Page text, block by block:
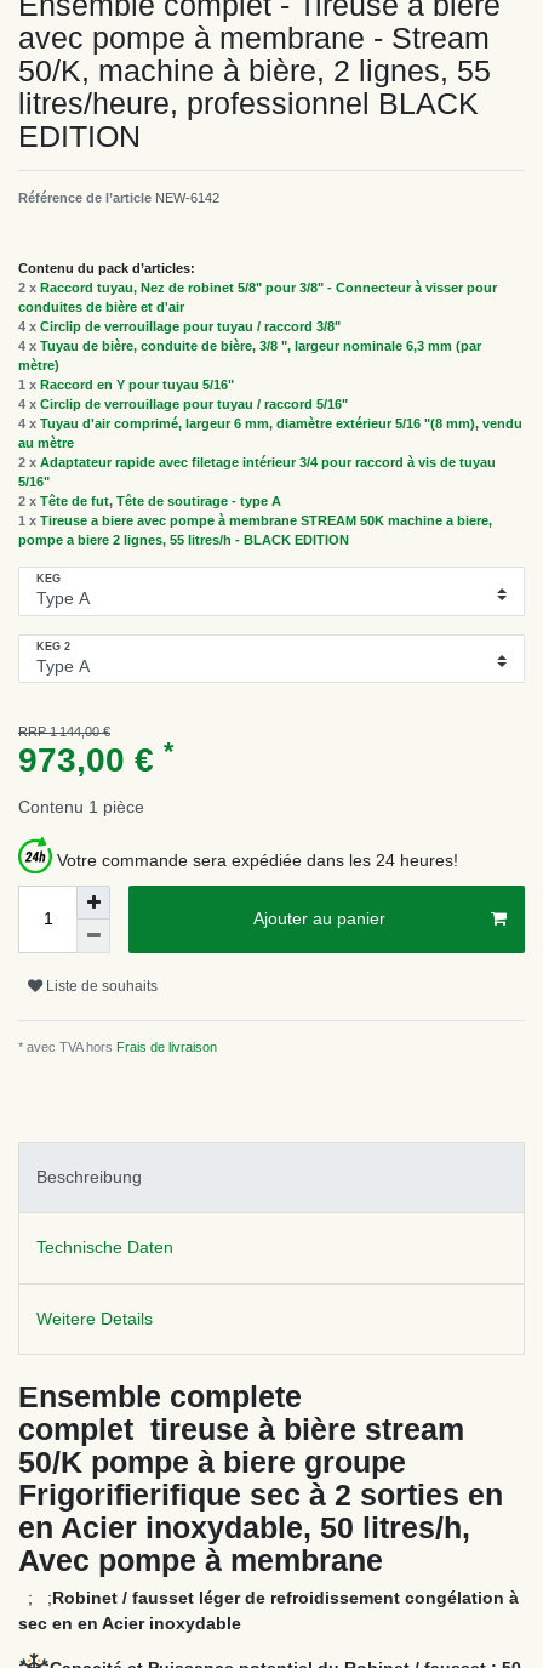
avec pompe à membrane - Stream
50/K, machine à bière, 2 lignes, 55
litres/heure, professionnel BLACK
EDITION
Référence de l’article NEW-6142
Contenu du pack d’articles:
2 x Raccord tuyau, Nez de robinet 5/8" pour 3/8" - Connecteur à visser pour
conduites de bière et d'air
4 x Circlip de verrouillage pour tuyau / raccord 3/8"
4 x Tuyau de bière, conduite de bière, 3/8 ", largeur nominale 6,3 mm (par
mètre)
1 x Raccord en Y pour tuyau 5/16"
4 x Circlip de verrouillage pour tuyau / raccord 5/16"
4 x Tuyau d'air comprimé, largeur 6 mm, diamètre extérieur 5/16 "(8 mm), vendu
au mètre
2 x Adaptateur rapide avec filetage intérieur 3/4 pour raccord à vis de tuyau
5/16"
2 x Tête de fut, Tête de soutirage - type A
1 x Tireuse a biere avec pompe à membrane STREAM 50K machine a biere,
pompe a biere 2 lignes, 55 litres/h - BLACK EDITION
KEG
KEG 2
RRP 1 144,00 €
973,00 € *
Contenu 1 pièce
Votre commande sera expédiée dans les 24 heures!
Ajouter au panier
Liste de souhaits
* avec TVA hors Frais de livraison
Beschreibung
Technische Daten
Weitere Details
Ensemble complete
complet tireuse à bière stream
50/K pompe à biere groupe
Frigorifierifique sec à 2 sorties en
en Acier inoxydable, 50 litres/h,
Avec pompe à membrane
; ;Robinet / fausset léger de refroidissement congélation à
sec en en Acier inoxydable